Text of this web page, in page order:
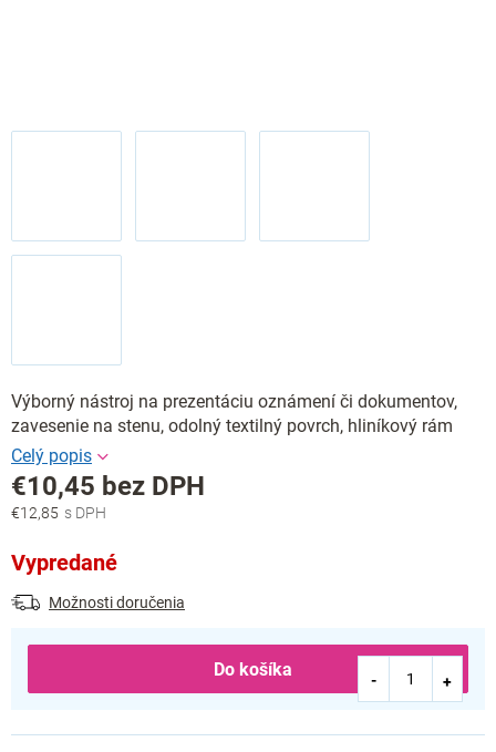
Výborný nástroj na prezentáciu oznámení či dokumentov,
zavesenie na stenu, odolný textilný povrch, hliníkový rám
€12,85
€10,45 bez DPH
Jednotková
Vypredané
Možnosti doručenia
Do košíka